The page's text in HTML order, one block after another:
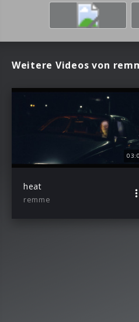
Weitere Videos von
heat
remme